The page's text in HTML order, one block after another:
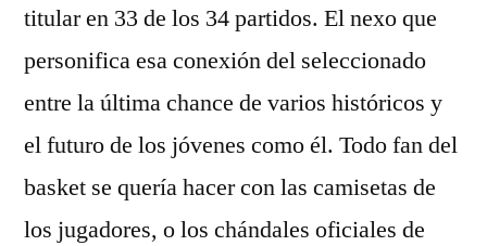
titular en 33 de los 34 partidos. El nexo que
personifica esa conexión del seleccionado
entre la última chance de varios históricos y
el futuro de los jóvenes como él. Todo fan del
basket se quería hacer con las camisetas de
los jugadores, o los chándales oficiales de